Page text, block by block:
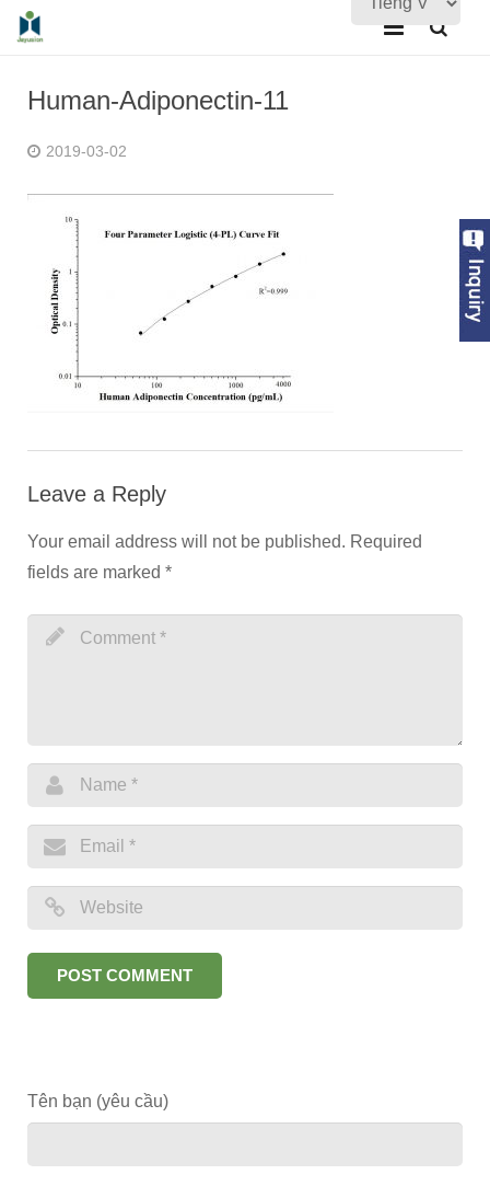
Đảm bảo chất lượng
Tin tức
Liên hệ với chúng tôi
Human-Adiponectin-11
2019-03-02
Leave a Reply
Your email address will not be published. Required
fields are marked *
Tên bạn (yêu cầu)